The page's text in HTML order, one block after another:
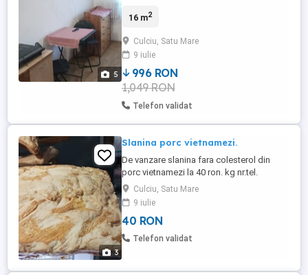
5
garanție. Pe termen lung Nu accept
Sunati pe Nr. Tel. .
16 m2
Culciu, Satu Mare
9 iulie
996 RON
1,049 RON
Telefon validat
3
Slanina porc vietnamezi.
De vanzare slanina fara colesterol din
porc vietnamezi la 40 ron. kg nr.tel.
Culciu, Satu Mare
9 iulie
40 RON
Telefon validat